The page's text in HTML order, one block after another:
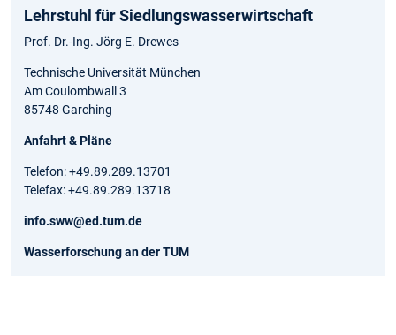
Lehrstuhl für Siedlungswasserwirtschaft
Prof. Dr.-Ing. Jörg E. Drewes
Technische Universität München
Am Coulombwall 3
85748 Garching
Anfahrt & Pläne
Telefon: +49.89.289.13701
Telefax: +49.89.289.13718
info.sww@ed.tum.de
Wasserforschung an der TUM